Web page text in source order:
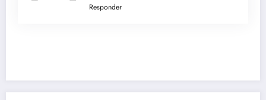
Responder